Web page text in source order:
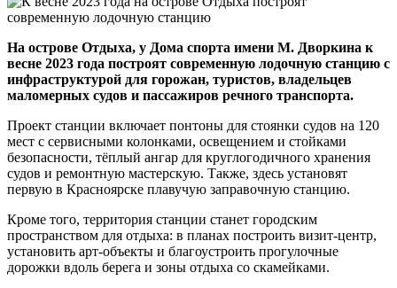
На острове Отдыха, у Дома спорта имени М. Дворкина к
весне 2023 года построят современную лодочную станцию с
инфраструктурой для горожан, туристов, владельцев
маломерных судов и пассажиров речного транспорта.
Проект станции включает понтоны для стоянки судов на 120
мест с сервисными колонками, освещением и стойками
безопасности, тёплый ангар для круглогодичного хранения
судов и ремонтную мастерскую. Также, здесь установят
первую в Красноярске плавучую заправочную станцию.
Кроме того, территория станции станет городским
пространством для отдыха: в планах построить визит-центр,
установить арт-объекты и благоустроить прогулочные
дорожки вдоль берега и зоны отдыха со скамейками.